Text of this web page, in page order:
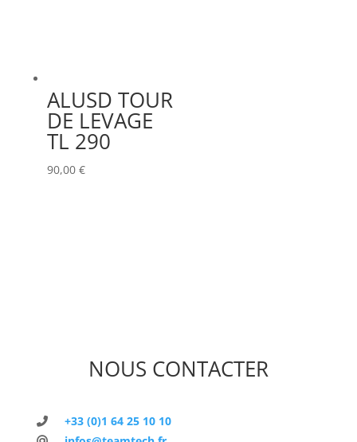
ALUSD TOUR
DE LEVAGE
TL 290
90,00 €
NOUS CONTACTER
+33 (0)1 64 25 10 10